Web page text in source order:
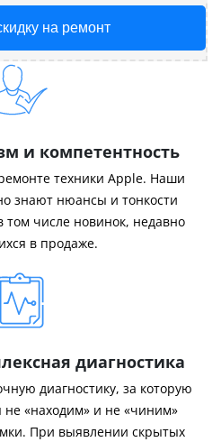
на ремонт
и компетентность
техники Apple. Наши
знают нюансы и тонкости
том числе новинок, недавно
в продаже.
диагностика
диагностику, за которую
«находим» и не «чиним»
При выявлении скрытых